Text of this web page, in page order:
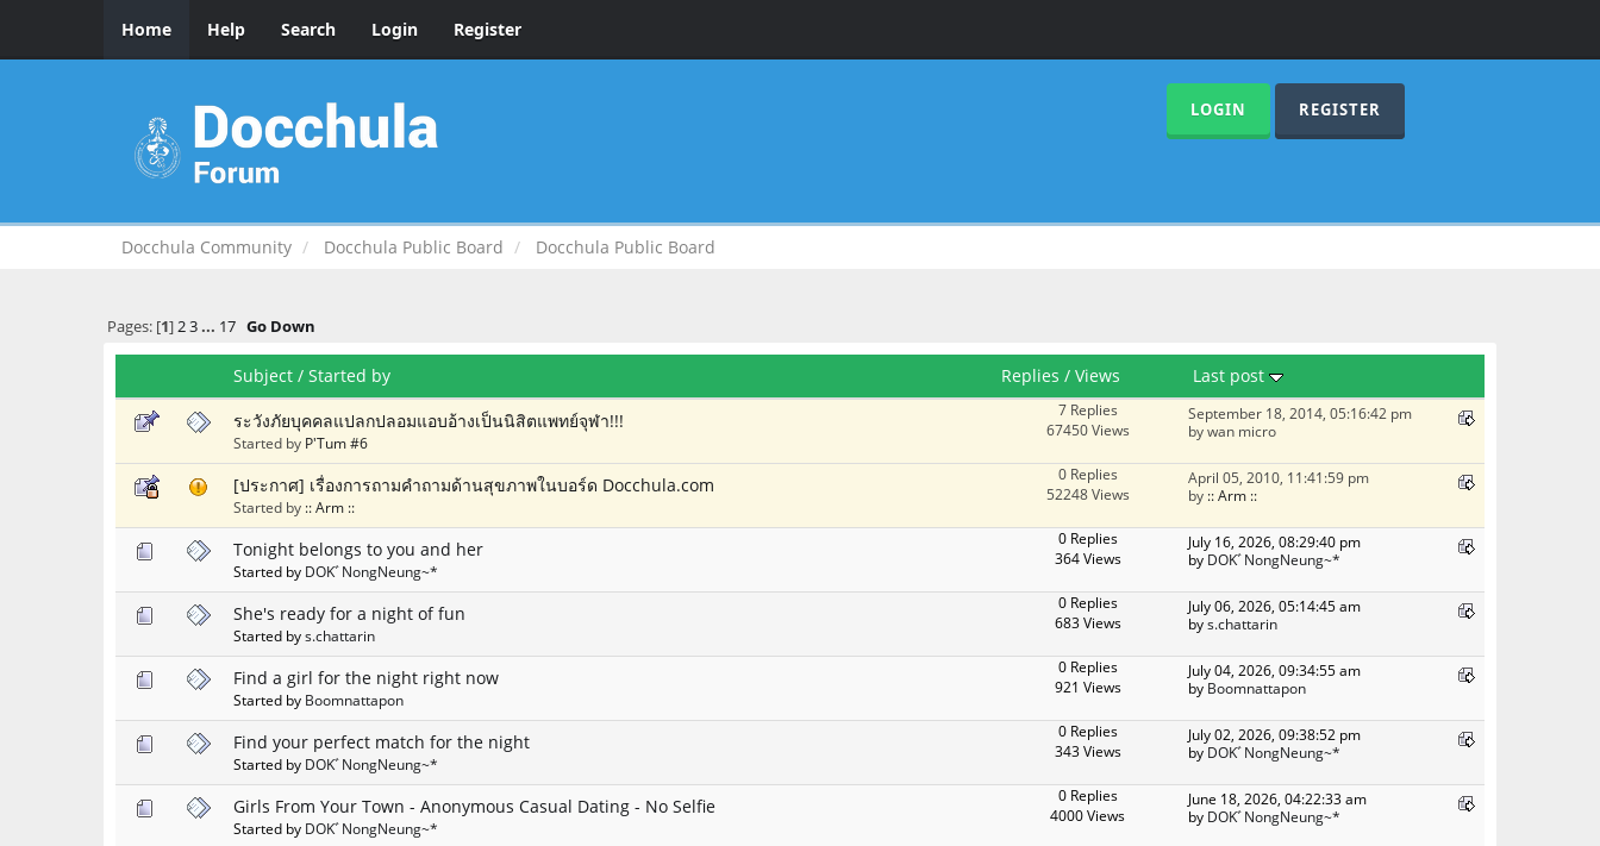
Home Help Search Login Register
LOGIN REGISTER
Docchula Community Docchula Public Board Docchula Public Board
Pages: [1]2 3 ... 17 Go Down
Subject / Started by Replies / Views
Last post
ระวังภัยบุคคลแปลกปลอมแอบอ้างเป็นนิสิตแพทย์จุฬา!!!
Started by P'Tum #6
7 Replies
67450 Views
September 18, 2014, 05:16:42 pm
by wan micro
[ประกาศ] เรื่องการถามคำถามด้านสุขภาพในบอร์ด Docchula.com
Started by :: Arm ::
0 Replies
52248 Views
April 05, 2010, 11:41:59 pm
by :: Arm ::
Tonight belongs to you and her
Started by DOKﾞNongNeung~*
0 Replies
364 Views
July 16, 2026, 08:29:40 pm
by DOKﾞNongNeung~*
She's ready for a night of fun
Started bys.chattarin
0 Replies
683 Views
July 06, 2026, 05:14:45 am
bys.chattarin
Find a girl for the night right now
Started by Boomnattapon
0 Replies
921 Views
July 04, 2026, 09:34:55 am
by Boomnattapon
Find your perfect match for the night
Started by DOKﾞNongNeung~*
0 Replies
343 Views
July 02, 2026, 09:38:52 pm
by DOKﾞNongNeung~*
Girls From Your Town - Anonymous Casual Dating - No Selfie
Started by DOKﾞNongNeung~*
0 Replies
4000 Views
June 18, 2026, 04:22:33 am
by DOKﾞNongNeung~*